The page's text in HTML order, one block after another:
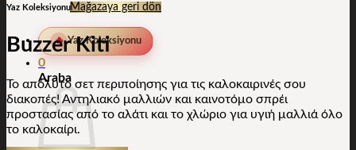
Mağazaya geri dön
🔥 Yaz Koleksiyonu
0
Araba
Yaz Koleksiyonu
Buzzer Kiti
Το απόλυτο σετ περιποίησης για τις καλοκαιρινές σου
διακοπές! Αντηλιακό μαλλιών και καινοτόμο σπρέι
προστασίας από το αλάτι και το χλώριο για υγιή μαλλιά όλο
το καλοκαίρι.